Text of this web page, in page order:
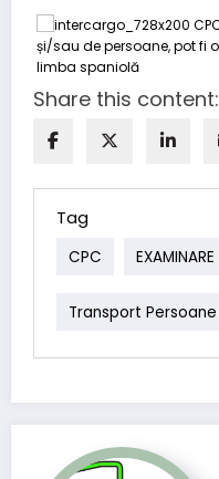
Share this content:
Tag
CPC EXAMINARE
Transport Persoane